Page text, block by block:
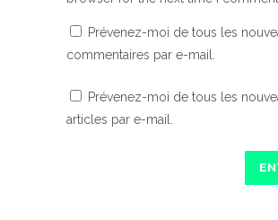
Prévenez-moi de tous les
commentaires par e-mail.
Prévenez-moi de tous les
articles par e-mail.